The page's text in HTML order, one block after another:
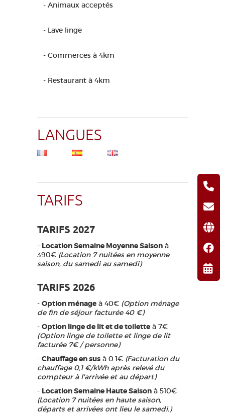
- Animaux acceptés
- Lave linge
- Commerces à 4km
- Restaurant à 4km
LANGUES
TARIFS
TARIFS 2027
- Location Semaine Moyenne Saison à
390€ (Location 7 nuitées en moyenne
saison, du samedi au samedi)
TARIFS 2026
- Option ménage à 40€ (Option ménage
de fin de séjour facturée 40 €)
- Option linge de lit et de toilette à 7€
(Option linge de toilette et linge de lit
facturée 7€ / personne)
- Chauffage en sus à 0.1€ (Facturation du
chauffage 0,1 €/kWh après relevé du
compteur à l'arrivée et au départ)
- Location Semaine Haute Saison à 510€
(Location 7 nuitées en haute saison,
départs et arrivées ont lieu le samedi.)